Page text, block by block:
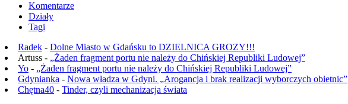
Komentarze
Działy
Tagi
Radek - Dolne Miasto w Gdańsku to DZIELNICA GROZY!!!
Artuss - „Żaden fragment portu nie należy do Chińskiej Republiki Ludowej”
Yo - „Żaden fragment portu nie należy do Chińskiej Republiki Ludowej”
Gdynianka - Nowa władza w Gdyni. „Arogancja i brak realizacji wyborczych obietnic”
Chętna40 - Tinder, czyli mechanizacja świata